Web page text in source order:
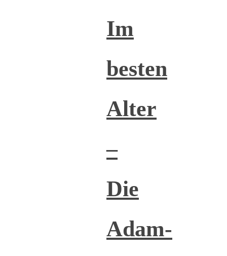
Im
besten
Alter
–
Die
Adam-